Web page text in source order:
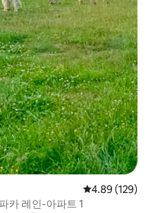
평점 4.89점(5
4.89 (129)
카 레인-아파트 1